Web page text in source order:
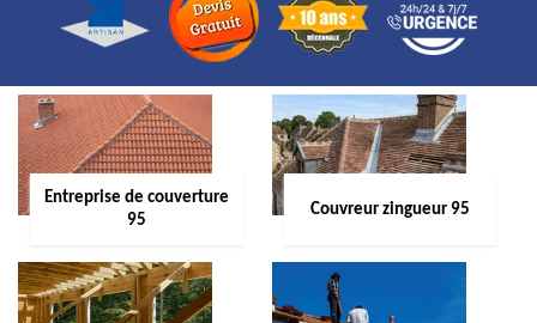
Entreprise de couverture
95
Couvreur zingueur 95